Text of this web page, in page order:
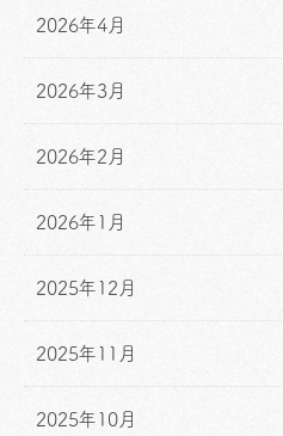
2026年4月
2026年3月
2026年2月
2026年1月
2025年12月
2025年11月
2025年10月